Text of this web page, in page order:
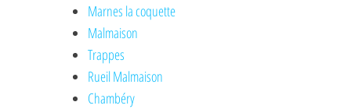
Marnes la coquette
Malmaison
Trappes
Rueil Malmaison
Chambéry